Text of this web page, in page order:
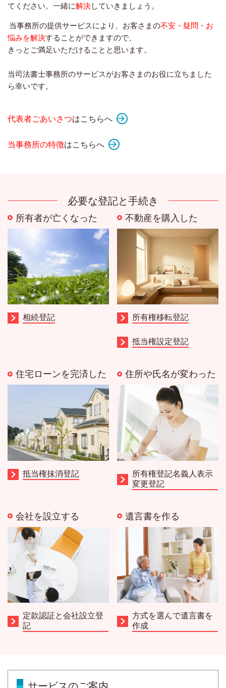
てください。一緒に解決していきましょう。
当事務所の提供サービスにより、お客さまの不安・疑問・お
悩みを解決することができますので、
きっとご満足いただけることと思います。
当司法書士事務所のサービスがお客さまのお役に立ちました
ら幸いです。
代表者ごあいさつはこちらへ
当事務所の特徴はこちらへ
必要な登記と手続き
所有者が亡くなった
相続登記
不動産を購入した
所有権移転登記
抵当権設定登記
住宅ローンを完済した
抵当権抹消登記
住所や氏名が変わった
所有権登記名義人表示
変更登記
会社を設立する
定款認証と会社設立登
記
遺言書を作る
方式を選んで遺言書を
作成
サービスのご案内